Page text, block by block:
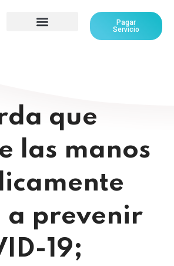
Pagar
Servicio
que
las manos
a prevenir
19;